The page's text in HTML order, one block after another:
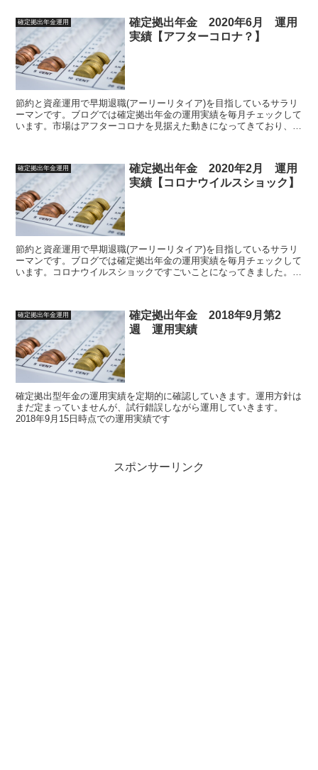
確定拠出年金運用
確定拠出年金 2020年6月 運用
実績【アフターコロナ？】
節約と資産運用で早期退職(アーリーリタイア)を目指しているサラリ
ーマンです。ブログでは確定拠出年金の運用実績を毎月チェックして
います。市場はアフターコロナを見据えた動きになってきており、運
確定拠出年金運用
確定拠出年金 2020年2月 運用
実績【コロナウイルスショック】
節約と資産運用で早期退職(アーリーリタイア)を目指しているサラリ
ーマンです。ブログでは確定拠出年金の運用実績を毎月チェックして
います。コロナウイルスショックですごいことになってきました。今
確定拠出年金運用
確定拠出年金 2018年9月第2
週 運用実績
確定拠出型年金の運用実績を定期的に確認していきます。運用方針は
まだ定まっていませんが、試行錯誤しながら運用していきます。
2018年9月15日時点での運用実績です
スポンサーリンク